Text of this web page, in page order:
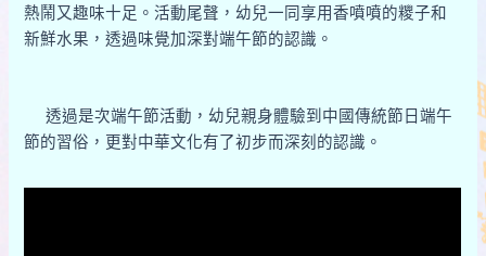
熱鬧又趣味十足。活動尾聲，幼兒一同享用香噴噴的糭子和
新鮮水果，透過味覺加深對端午節的認識。
透過是次端午節活動，幼兒親身體驗到中國傳統節日端午
節的習俗，更對中華文化有了初步而深刻的認識。